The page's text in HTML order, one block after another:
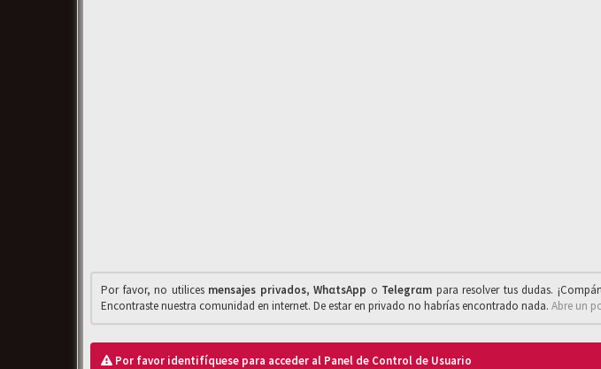
Por favor, no utilices mensajes privados,WhαtsApp o Telegrαm para resolver tus dudas.
Encontraste nuestra comunidad en internet. De estar en privado no habrías encontrado nada. Abre un
Por favor identifíquese para acceder al Panel de Control de Usuario